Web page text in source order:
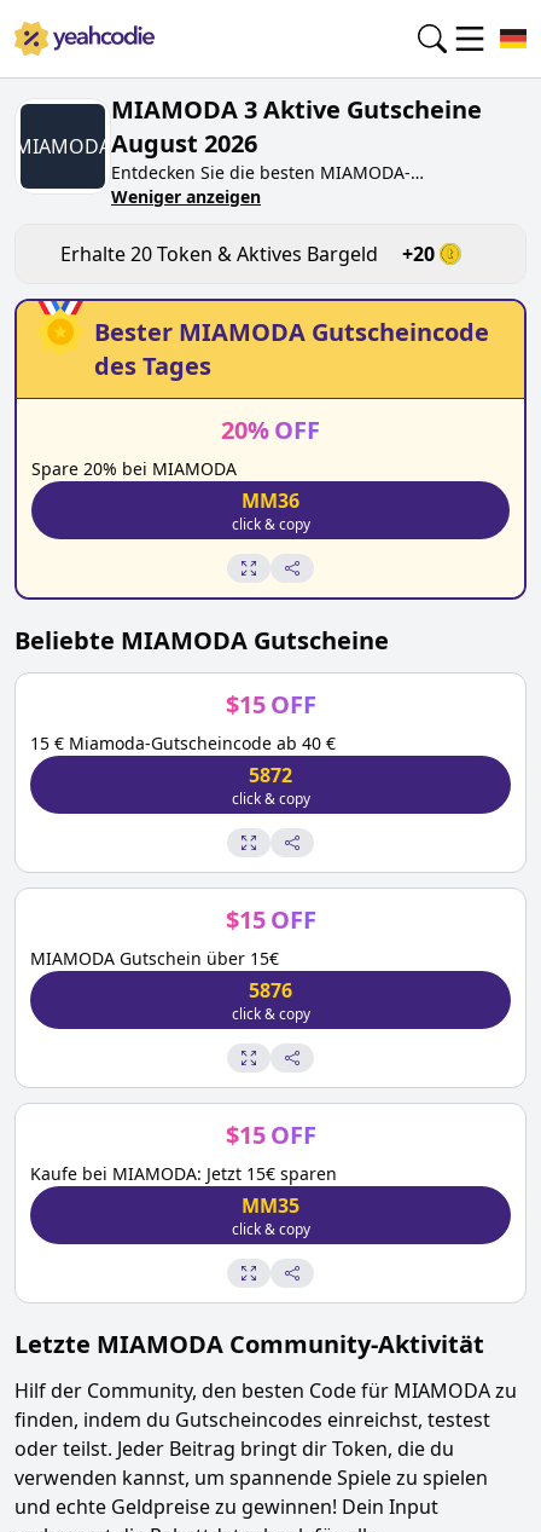
MIAMODA
MIAMODA 3 Aktive Gutscheine
August 2026
Entdecken Sie die besten MIAMODA-
Gutscheincodes von heute für
verdienen Sie Token beimiamoda.de, indem Sie
den Code testen. Erhalten Sie Belohnungen, wenn
SieMIAMODA-Gutscheincodes einreichen und
anderen Käufern beim Sparen helfen.
Weniger anzeigen
Erhalte20Token & Aktives Bargeld +20
Bester MIAMODA Gutscheincode
des Tages
20%OFF
Spare 20% bei MIAMODA
MM36
click & copy
Beliebte MIAMODA Gutscheine
$15 OFF
15 € Miamoda-Gutscheincode ab 40 €
5872
click & copy
$15 OFF
MIAMODA Gutschein über 15€
5876
click & copy
$15 OFF
Kaufe bei MIAMODA: Jetzt 15€ sparen
MM35
click & copy
Letzte MIAMODA Community-Aktivität
Hilf der Community, den besten Code für MIAMODAzu
finden, indem du Gutscheincodes einreichst, testest
oder teilst. Jeder Beitrag bringt dir Token, die du
verwenden kannst, um spannende Spiele zu spielen
und echte Geldpreise zu gewinnen! Dein Input